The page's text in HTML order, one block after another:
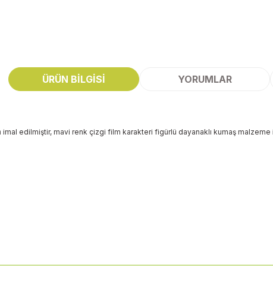
ÜRÜN BILGISI YORUMLAR
edilmiştir, mavi renk çizgi film karakteri figürlü dayanaklı kumaş